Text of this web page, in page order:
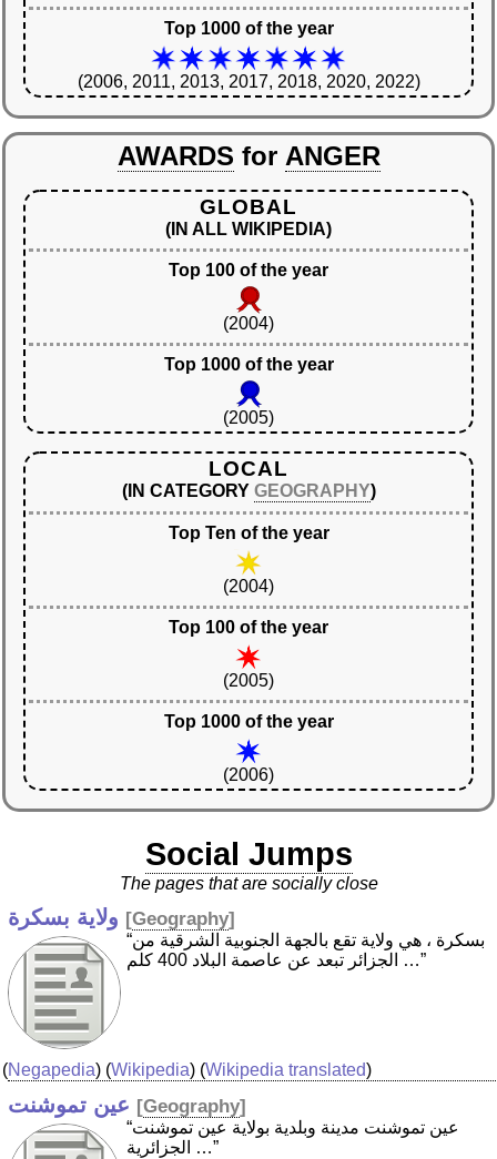
Top 1000 of the year
(2006, 2011, 2013, 2017, 2018, 2020, 2022)
AWARDS for ANGER
GLOBAL
(IN ALL WIKIPEDIA)
Top 100 of the year
(2004)
Top 1000 of the year
(2005)
LOCAL
(IN CATEGORY GEOGRAPHY)
Top Ten of the year
(2004)
Top 100 of the year
(2005)
Top 1000 of the year
(2006)
Social Jumps
The pages that are socially close
ولاية بسكرة [Geography]
“بسكرة ، هي ولاية تقع بالجهة الجنوبية الشرقية من
الجزائر تبعد عن عاصمة البلاد 400 كلم …”
(Negapedia) (Wikipedia) (Wikipedia translated)
عين تموشنت [Geography]
“عين تموشنت مدينة وبلدية بولاية عين تموشنت
الجزائرية …”